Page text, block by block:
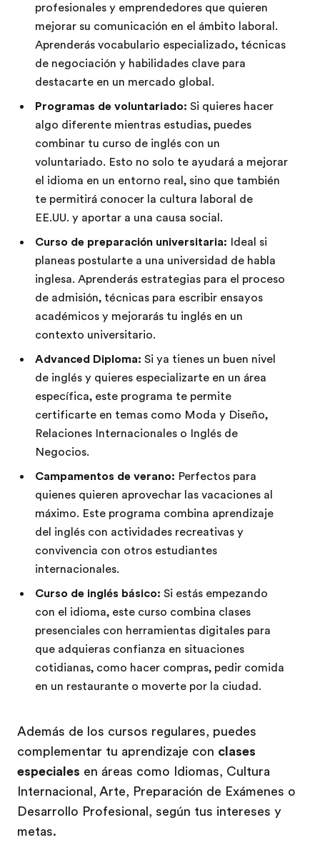
profesionales y emprendedores que quieren
mejorar su comunicación en el ámbito laboral.
Aprenderás vocabulario especializado, técnicas
de negociación y habilidades clave para
destacarte en un mercado global.
Programas de voluntariado: Si quieres hacer
algo diferente mientras estudias, puedes
combinar tu curso de inglés con un
voluntariado. Esto no solo te ayudará a mejorar
el idioma en un entorno real, sino que también
te permitirá conocer la cultura laboral de
EE.UU. y aportar a una causa social.
Curso de preparación universitaria: Ideal si
planeas postularte a una universidad de habla
inglesa. Aprenderás estrategias para el proceso
de admisión, técnicas para escribir ensayos
académicos y mejorarás tu inglés en un
contexto universitario.
Advanced Diploma: Si ya tienes un buen nivel
de inglés y quieres especializarte en un área
específica, este programa te permite
certificarte en temas como Moda y Diseño,
Relaciones Internacionales o Inglés de
Negocios.
Campamentos de verano: Perfectos para
quienes quieren aprovechar las vacaciones al
máximo. Este programa combina aprendizaje
del inglés con actividades recreativas y
convivencia con otros estudiantes
internacionales.
Curso de inglés básico: Si estás empezando
con el idioma, este curso combina clases
presenciales con herramientas digitales para
que adquieras confianza en situaciones
cotidianas, como hacer compras, pedir comida
en un restaurante o moverte por la ciudad.
Además de los cursos regulares, puedes
complementar tu aprendizaje con clases
especiales en áreas como Idiomas, Cultura
Internacional, Arte, Preparación de Exámenes o
Desarrollo Profesional, según tus intereses y
metas.